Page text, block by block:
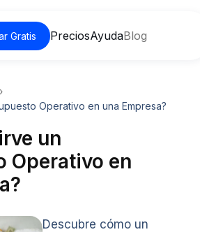
Gratis PreciosAyudaBlog
›
Operativo en una Empresa?
un
Operativo en
Descubre cómo un